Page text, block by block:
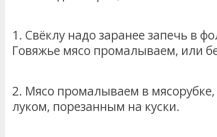
1. Свёклу надо заранее запечь в
Говяжье мясо промалываем, или
2. Мясо промалываем в мясорубке,
луком, порезанным на куски.